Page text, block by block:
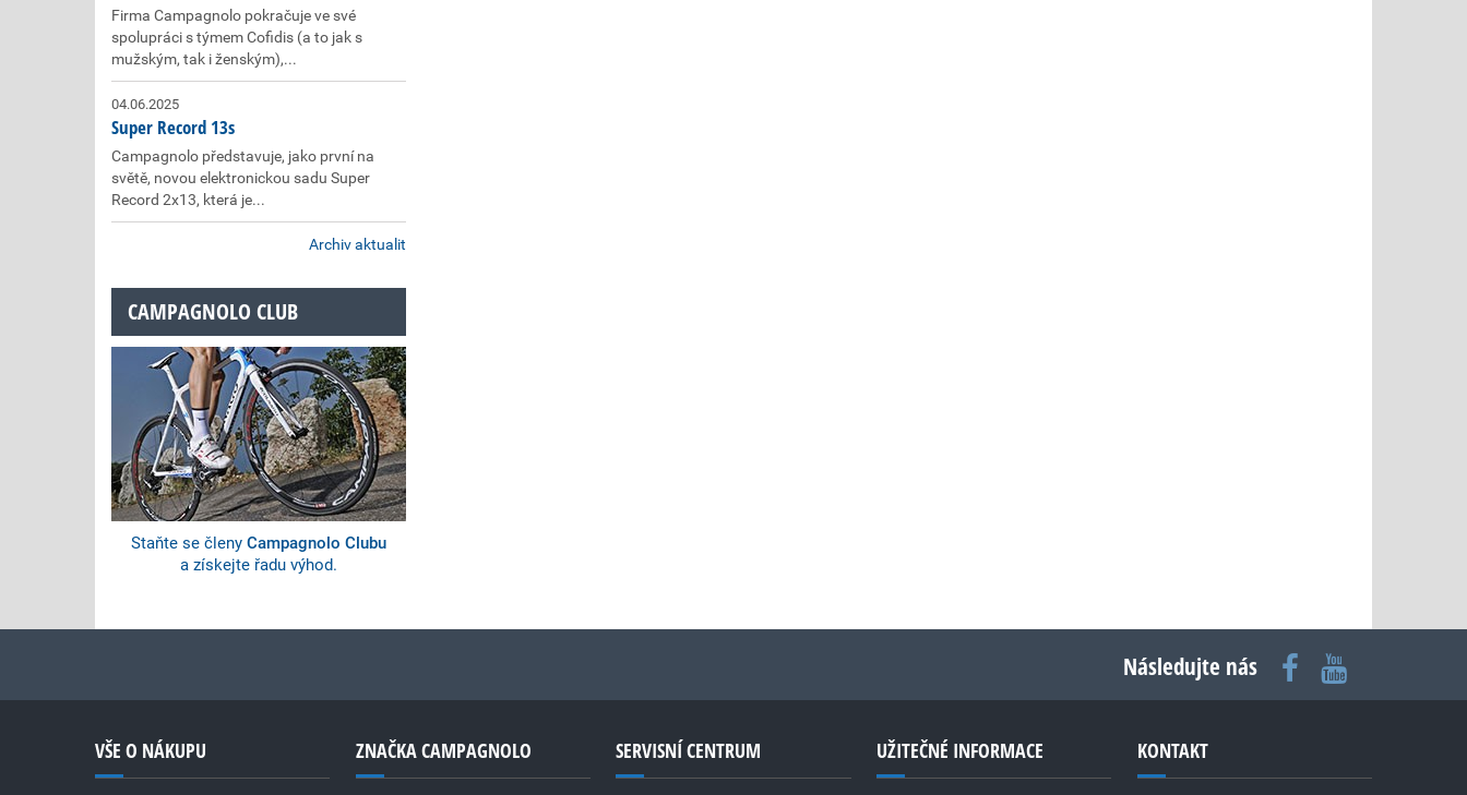
Firma Campagnolo pokračuje ve své
spolupráci s týmem Cofidis (a to jak s
mužským, tak i ženským),...
04.06.2025
Super Record 13s
Campagnolo představuje, jako první na
světě, novou elektronickou sadu Super
Record 2x13, která je...
Archiv aktualit
CAMPAGNOLO CLUB
Staňte se členy Campagnolo Clubu
a získejte řadu výhod.
Následujte nás
VŠE O NÁKUPU ZNAČKA CAMPAGNOLO SERVISNÍ CENTRUM UŽITEČNÉ INFORMACE KONTAKT